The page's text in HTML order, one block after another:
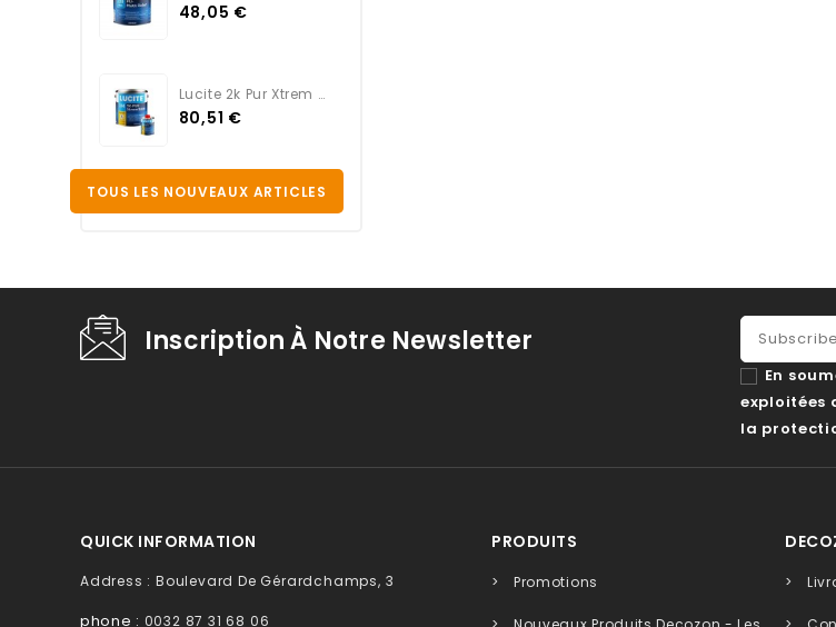
48,05 €
Lucite 2k Pur Xtrem Satin...
80,51 €
TOUS LES NOUVEAUX ARTICLES
Inscription À Notre Newsletter
En
exploitées
la
QUICK INFORMATION
Address : Boulevard De Gérardchamps, 3
phone : 0032 87 31 68 06
PRODUITS
Promotions